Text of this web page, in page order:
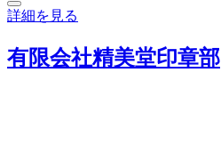
詳細を見る
有限会社精美堂印章部